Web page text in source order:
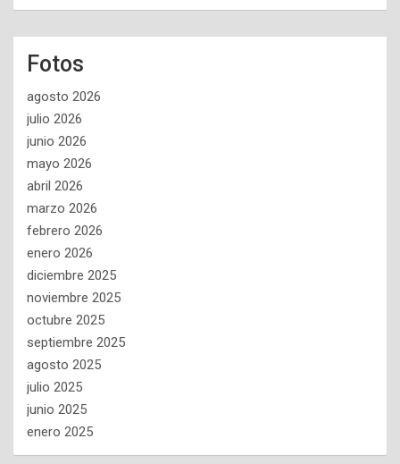
Fotos
agosto 2026
julio 2026
junio 2026
mayo 2026
abril 2026
marzo 2026
febrero 2026
enero 2026
diciembre 2025
noviembre 2025
octubre 2025
septiembre 2025
agosto 2025
julio 2025
junio 2025
enero 2025